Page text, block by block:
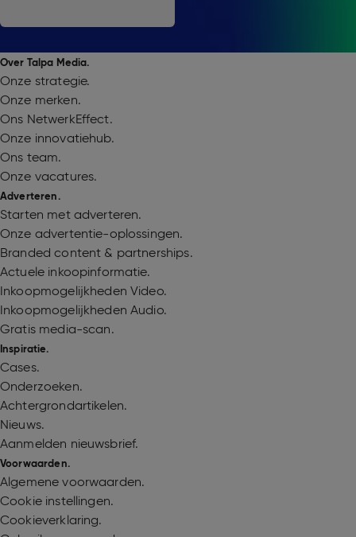
Over Talpa Media.
Onze strategie.
Onze merken.
Ons NetwerkEffect.
Onze innovatiehub.
Ons team.
Onze vacatures.
Adverteren.
Starten met adverteren.
Onze advertentie-oplossingen.
Branded content & partnerships.
Actuele inkoopinformatie.
Inkoopmogelijkheden Video.
Inkoopmogelijkheden Audio.
Gratis media-scan.
Inspiratie.
Cases.
Onderzoeken.
Achtergrondartikelen.
Nieuws.
Aanmelden nieuwsbrief.
Voorwaarden.
Algemene voorwaarden.
Cookie instellingen.
Cookieverklaring.